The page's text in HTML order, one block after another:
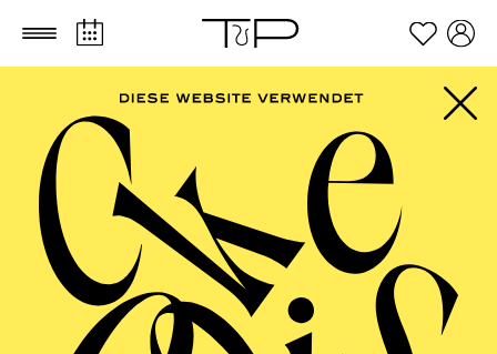
Zum Hauptinhalt springen Zum Footer springen